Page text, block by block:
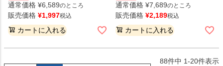
通常価格 ¥6,589のところ
販売価格 ¥1,997税込
カートに入れる
通常価格 ¥7,689のところ
販売価格 ¥2,189税込
カートに入れる
88件中 1-20件表示